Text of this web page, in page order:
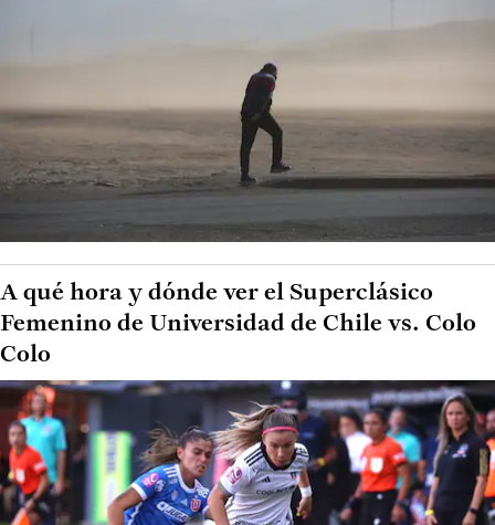
A qué hora y dónde ver el Superclásico
Femenino de Universidad de Chile vs. Colo
Colo